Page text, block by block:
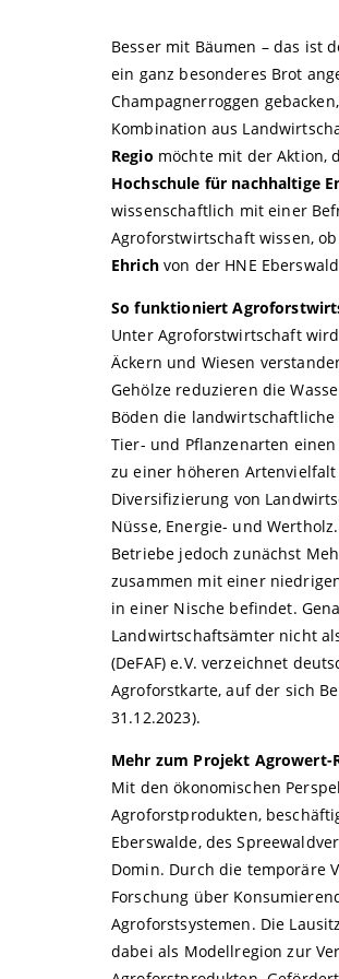
Besser mit Bäumen – das ist
ein ganz besonderes Brot
Champagnerroggen
Kombination aus
Regio möchte mit der Aktion,
Hochschule für nachhaltige
wissenschaftlich mit einer
Agroforstwirtschaft wissen,
Ehrichvon der HNE
So funktioniert
Unter Agroforstwirtschaft
Äckern und Wiesen
Gehölze reduzieren die
Böden die
Tier- und Pflanzenarten
zu einer höheren
Diversifizierung von
Nüsse, Energie- und
Betriebe jedoch zunächst
zusammen mit einer
in einer Nische befindet.
Landwirtschaftsämter nicht
(DeFAF) e.V. verzeichnet
Agroforstkarte, auf der sich
31.12.2023).
Mehr zum Projekt Agrowert-
Mit den ökonomischen
Agroforstprodukten,
Eberswalde, des
Domin. Durch die temporäre
Forschung über
Agroforstsystemen. Die
dabei als Modellregion zur